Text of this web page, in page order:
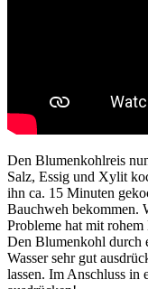
Den Blumenkohlreis
Salz, Essig und Xylit
ihn ca. 15 Minuten
Bauchweh bekommen.
Probleme hat mit
Den Blumenkohl durch
Wasser sehr gut
lassen. Im Anschluss in